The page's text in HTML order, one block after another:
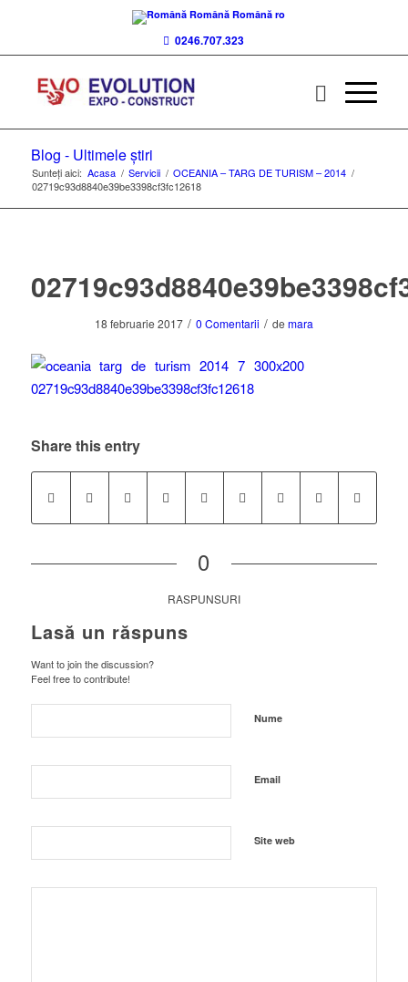
Română Română ro
0246.707.323
Blog - Ultimele știri
Sunteți aici: Acasa / Servicii / OCEANIA – TARG DE TURISM – 2014 /
02719c93d8840e39be3398cf3fc12618
18 februarie 2017 / 0 Comentarii / demara
Share this entry
0
RASPUNSURI
Lasă un răspuns
Want to join the discussion?
Feel free to contribute!
Nume
Email
Site web